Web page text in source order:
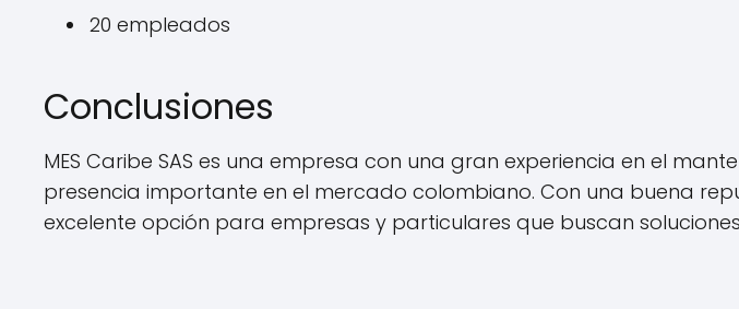
20 empleados
Conclusiones
MES Caribe SAS es una empresa con una gran experiencia en el
presencia importante en el mercado colombiano. Con una buena
excelente opción para empresas y particulares que buscan